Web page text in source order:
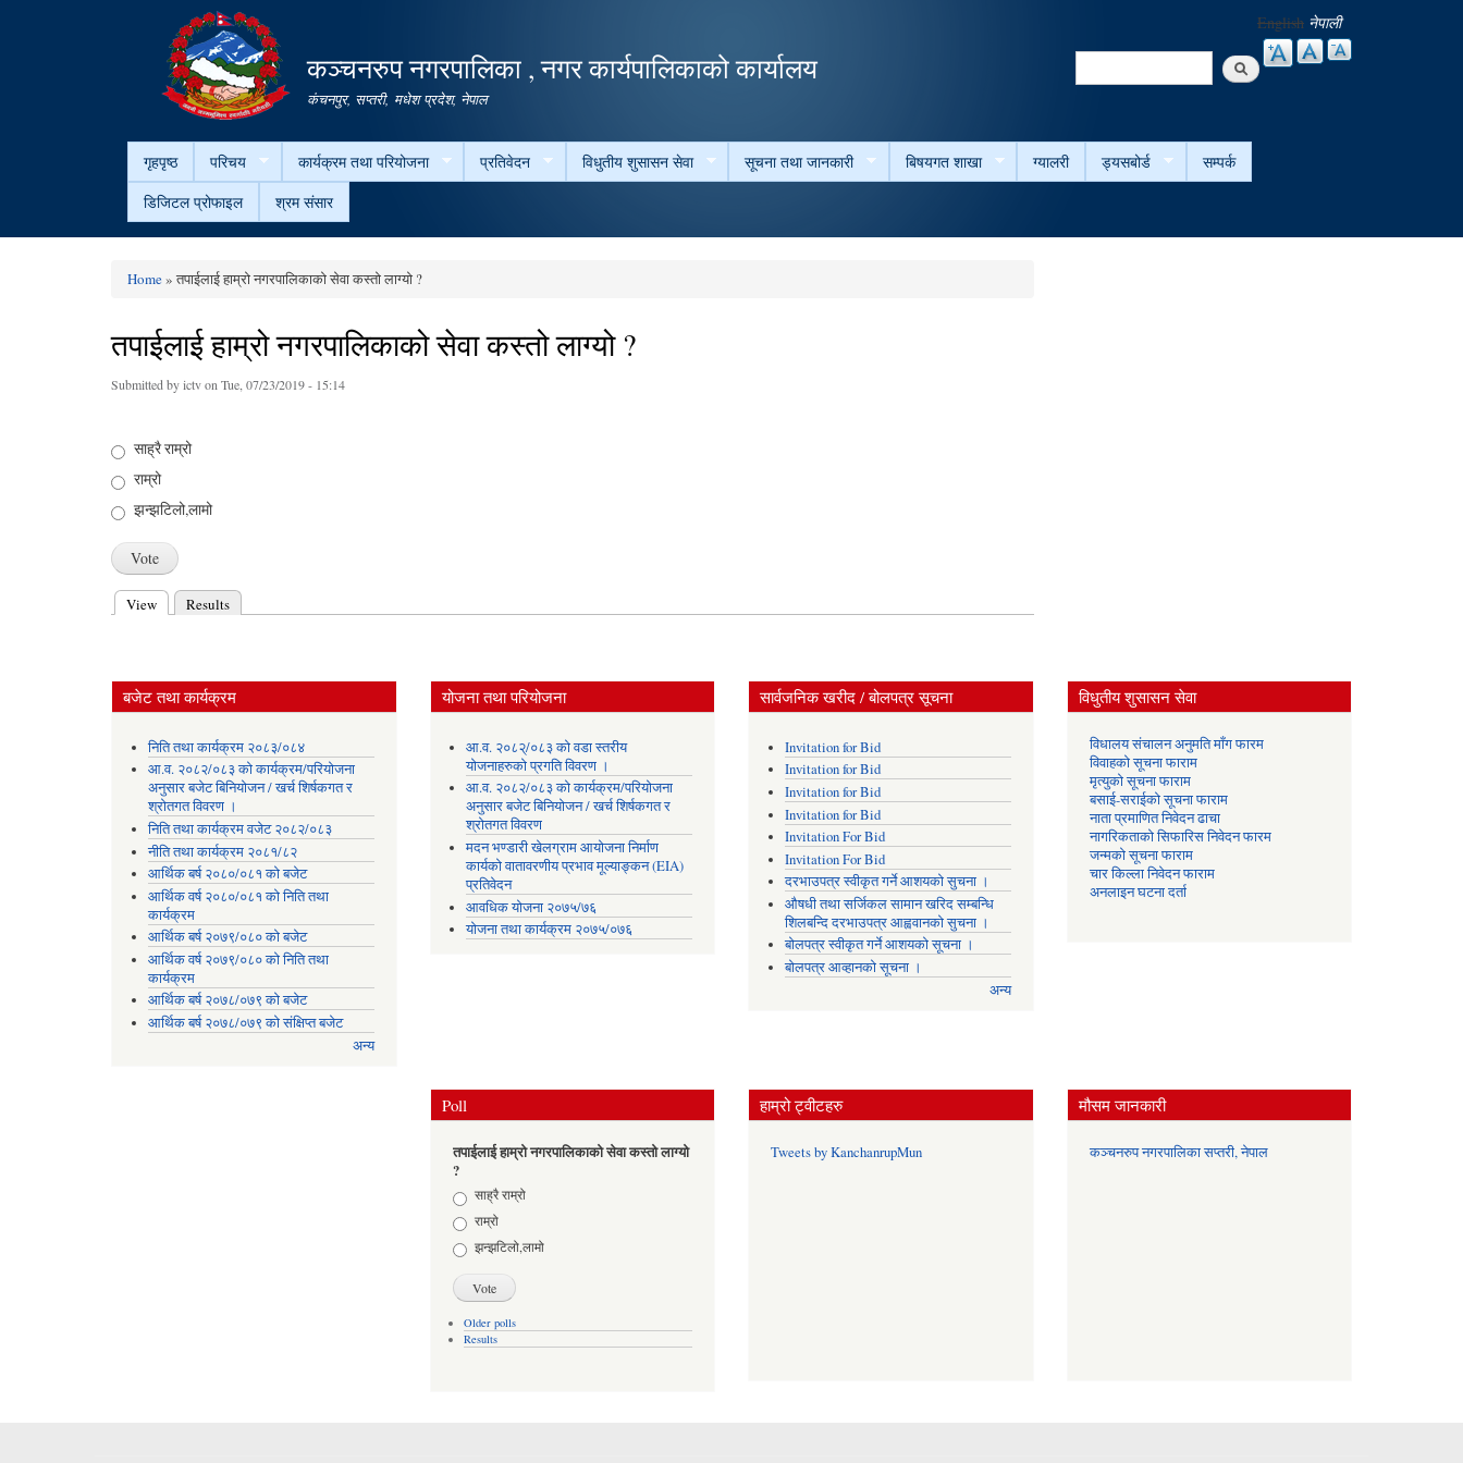
content
कञ्चनरुप नगरपालिका , नगर कार्यपालिकाको कार्यालय
कंचनपुर, सप्तरी, मधेश प्रदेश, नेपाल
English नेपाली
Search
गृहपृष्ठ परिचय कार्यक्रम तथा परियोजना प्रतिवेदन विधुतीय शुसासन सेवा सूचना तथा जानकारी बिषयगत शाखा ग्यालरी ड्यसबोर्ड
सम्पर्क
डिजिटल प्रोफाइल
श्रम संसार
Home» तपाईलाई हाम्रो नगरपालिकाको सेवा कस्तो लाग्यो ?
तपाईलाई हाम्रो नगरपालिकाको सेवा कस्तो लाग्यो ?
Submitted byictvon Tue, 07/23/2019 - 15:14
Choicesसाह्रै राम्रो
राम्रो
झन्झटिलो,लामो
View (active tab)
Results
बजेट तथा कार्यक्रम
निति तथा कार्यक्रम २०८३/०८४
आ.व. २०८२/०८३ को कार्यक्रम/परियोजना
अनुसार बजेट बिनियोजन / खर्च शिर्षकगत र
श्रोतगत विवरण ।
निति तथा कार्यक्रम वजेट २०८२/०८३
नीति तथा कार्यक्रम २०८१/८२
आर्थिक बर्ष २०८०/०८१ को बजेट
आर्थिक वर्ष २०८०/०८१ को निति तथा
कार्यक्रम
आर्थिक बर्ष २०७९/०८० को बजेट
आर्थिक वर्ष २०७९/०८० को निति तथा
कार्यक्रम
आर्थिक बर्ष २०७८/०७९ को बजेट
आर्थिक बर्ष २०७८/०७९ को संक्षिप्त बजेट
अन्य
योजना तथा परियोजना
आ.व. २०८२्/०८३ को वडा स्तरीय
योजनाहरुको प्रगति विवरण ।
आ.व. २०८२/०८३ को कार्यक्रम/परियोजना
अनुसार बजेट बिनियोजन / खर्च शिर्षकगत र
श्रोतगत विवरण
मदन भण्डारी खेलग्राम आयोजना निर्माण
कार्यको वातावरणीय प्रभाव मूल्याङ्कन (EIA)
प्रतिवेदन
आवधिक योजना २०७५/७६
योजना तथा कार्यक्रम २०७५/०७६
सार्वजनिक खरीद / बोलपत्र सूचना
Invitation for Bid
Invitation for Bid
Invitation for Bid
Invitation for Bid
Invitation For Bid
Invitation For Bid
दरभाउपत्र स्वीकृत गर्ने आशयको सुचना ।
औषधी तथा सर्जिकल सामान खरिद सम्बन्धि
शिलबन्दि दरभाउपत्र आह्ववानको सुचना ।
बोलपत्र स्वीकृत गर्ने आशयको सूचना ।
बोलपत्र आव्हानको सूचना ।
अन्य
विधुतीय शुसासन सेवा
विधालय संचालन अनुमति माँग फारम
विवाहको सूचना फाराम
मृत्युको सूचना फाराम
बसाई-सराईको सूचना फाराम
नाता प्रमाणित निवेदन ढाचा
नागरिकताको सिफारिस निवेदन फारम
जन्मको सूचना फाराम
चार किल्ला निवेदन फाराम
अनलाइन घटना दर्ता
Poll
तपाईलाई हाम्रो नगरपालिकाको सेवा कस्तो लाग्यो
?
Choicesसाह्रै राम्रो
राम्रो
झन्झटिलो,लामो
Older polls
Results
हाम्रो ट्वीटहरु
Tweets by KanchanrupMun
मौसम जानकारी
कञ्चनरुप नगरपालिका सप्तरी, नेपाल